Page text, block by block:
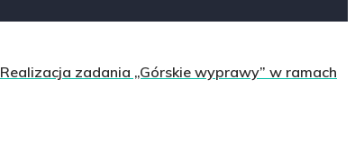
Realizacja zadania „Górskie wyprawy” w ramach